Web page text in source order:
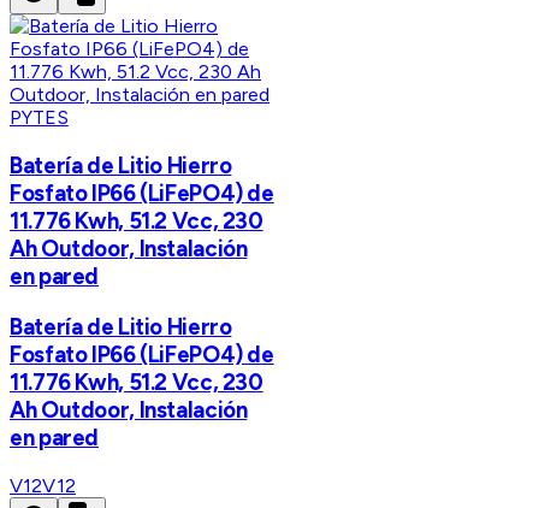
PYTES
Batería de Litio Hierro
Fosfato IP66 (LiFePO4) de
11.776 Kwh, 51.2 Vcc, 230
Ah Outdoor, Instalación
en pared
Batería de Litio Hierro
Fosfato IP66 (LiFePO4) de
11.776 Kwh, 51.2 Vcc, 230
Ah Outdoor, Instalación
en pared
V12V12